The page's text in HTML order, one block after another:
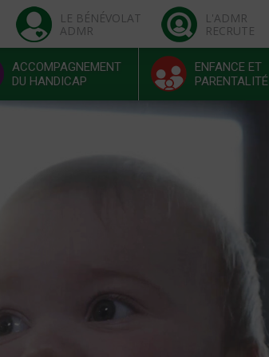
LE BÉNÉVOLAT
ADMR
L'ADMR
RECRUTE
ACCOMPAGNEMENT
DU HANDICAP
ENFANCE ET
PARENTALITÉ